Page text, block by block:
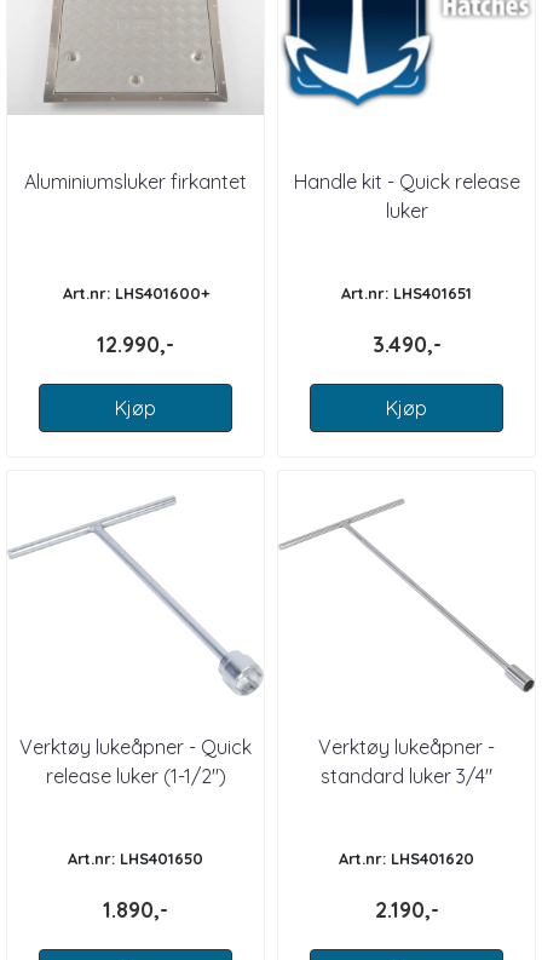
Aluminiumsluker firkantet
Art.nr: LHS401600+
12.990,-
Kjøp
Handle kit - Quick release
luker
Art.nr: LHS401651
3.490,-
Kjøp
Verktøy lukeåpner - Quick
release luker (1-1/2")
Art.nr: LHS401650
1.890,-
Verktøy lukeåpner -
standard luker 3/4"
Art.nr: LHS401620
2.190,-